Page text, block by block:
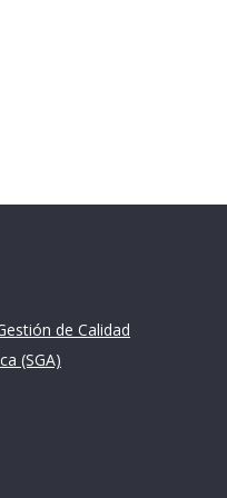
de Calidad
(SGA)